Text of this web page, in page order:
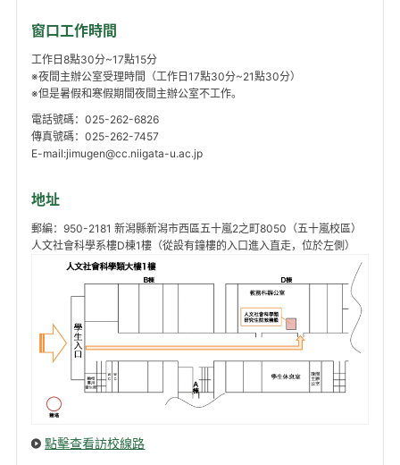
窗口工作時間
工作日8點30分~17點15分
※夜間主辦公室受理時間（工作日17點30分~21點30分）
※但是暑假和寒假期間夜間主辦公室不工作。
電話號碼：025-262-6826
傳真號碼：025-262-7457
E-mail:jimugen@cc.niigata-u.ac.jp
地址
郵編：950-2181 新潟縣新潟市西區五十嵐2之町8050（五十嵐校區）
人文社會科學系樓D棟1樓（從設有鐘樓的入口進入直走，位於左側）
點擊查看訪校線路